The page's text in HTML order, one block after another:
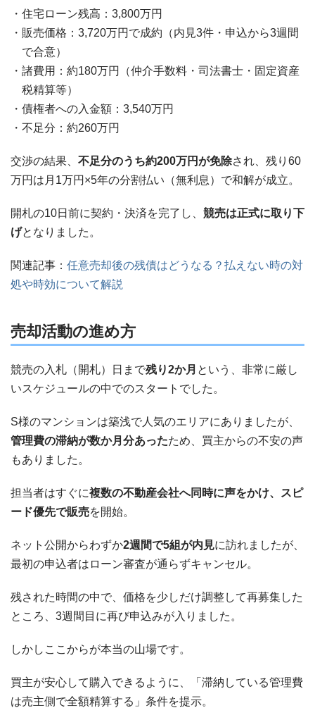
住宅ローン残高：3,800万円
販売価格：3,720万円で成約（内見3件・申込から3週間
で合意）
諸費用：約180万円（仲介手数料・司法書士・固定資産
税精算等）
債権者への入金額：3,540万円
不足分：約260万円
交渉の結果、 不足分のうち約200万円が免除され、残り60
万円は月1万円×5年の分割払い（無利息）で和解が成立。
開札の10日前に契約・決済を完了し、 競売は正式に取り下
げとなりました。
関連記事： 任意売却後の残債はどうなる？払えない時の対
処や時効について解説
売却活動の進め方
競売の入札（開札）日まで残り2か月 という、非常に厳し
いスケジュールの中でのスタートでした。
S様のマンションは築浅で人気のエリアにありましたが、
管理費の滞納が数か月分あったため、買主からの不安の声
もありました。
担当者はすぐに複数の不動産会社へ同時に声をかけ、スピ
ード優先で販売を開始。
ネット公開からわずか2週間で5組が内見に訪れましたが、
最初の申込者はローン審査が通らずキャンセル。
残された時間の中で、価格を少しだけ調整して再募集した
ところ、3週間目に再び申込みが入りました。
しかしここからが本当の山場です。
買主が安心して購入できるように、「滞納している管理費
は売主側で全額精算する」条件を提示。